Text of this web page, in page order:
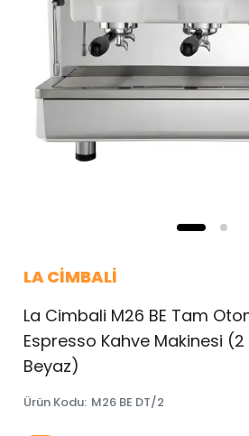
LA CİMBALİ
La Cimbali M26 BE Tam
Espresso Kahve Makinesi
Beyaz)
Ürün Kodu: M26 BE DT/2